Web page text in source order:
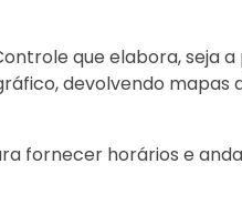
que elabora, seja
devolvendo mapas
fornecer horários e